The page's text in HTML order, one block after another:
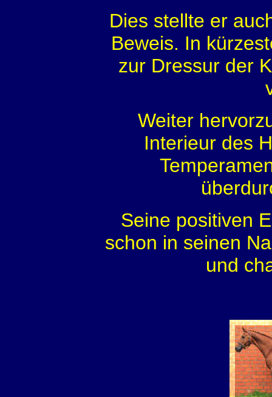
Dies stellte er
Beweis. In
zur Dressur der
Weiter
Interieur des
Seine positiven
schon in seinen
und